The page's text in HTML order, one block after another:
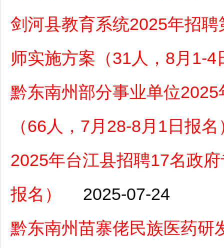
剑河县教育系统2025年招
师实施方案（31人，8月1-4
黔东南州部分事业单位
（66人，7月28-8月1日报名
2025年台江县招聘17名政
报名）
2025-07-24
黔东南州苗寨佬民族医药研